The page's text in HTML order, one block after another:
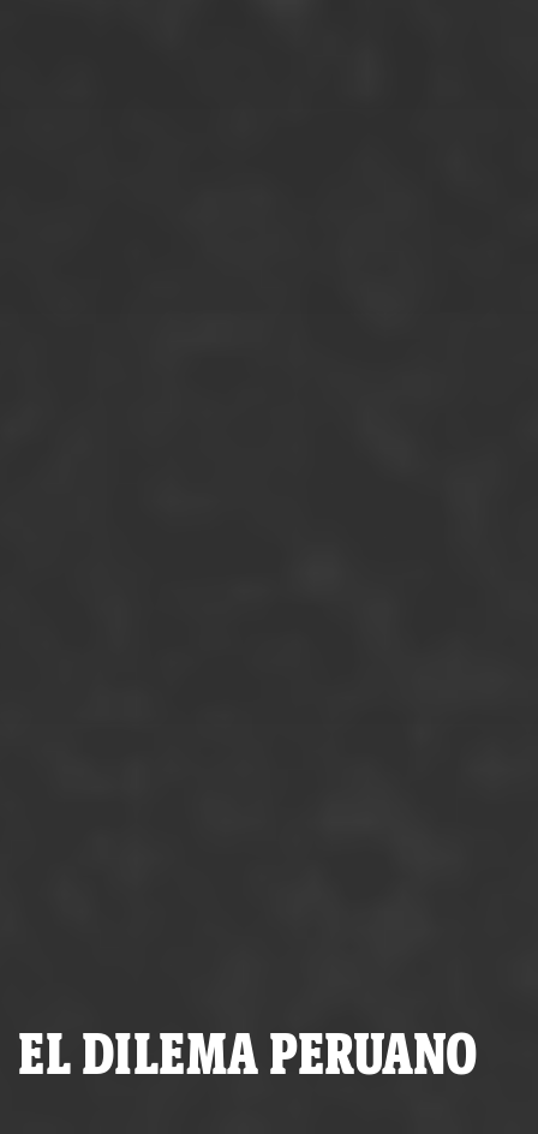
EL DILEMA PERUANO